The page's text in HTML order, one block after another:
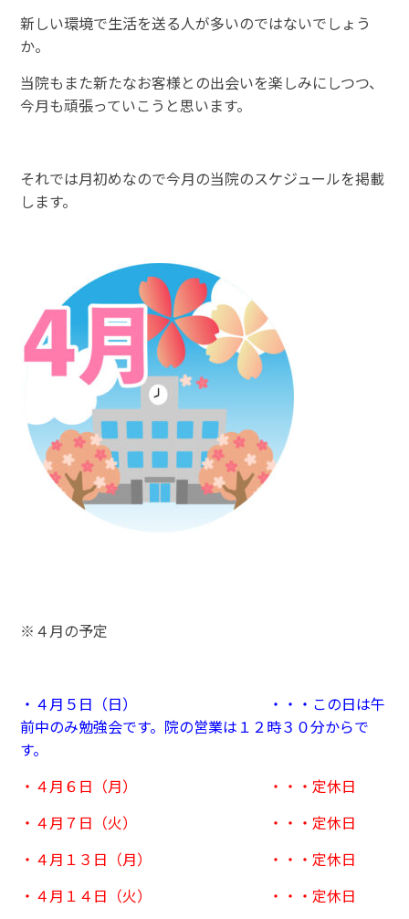
新しい環境で生活を送る人が多いのではないでしょう
か。
当院もまた新たなお客様との出会いを楽しみにしつつ、
今月も頑張っていこうと思います。
それでは月初めなので今月の当院のスケジュールを掲載
します。
※４月の予定
・４月５日（日） ・・・この日は午
前中のみ勉強会です。院の営業は１２時３０分からで
す。
・４月６日（月） ・・・定休日
・４月７日（火） ・・・定休日
・４月１３日（月） ・・・定休日
・４月１４日（火） ・・・定休日